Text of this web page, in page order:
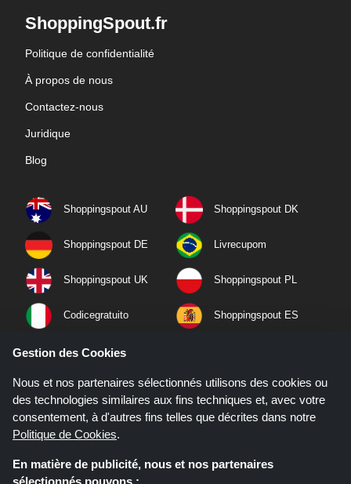
ShoppingSpout.fr
Politique de confidentialité
À propos de nous
Contactez-nous
Juridique
Blog
Shoppingspout AU Shoppingspout DK
Shoppingspout DE Livrecupom
Shoppingspout UK Shoppingspout PL
Codicegratuito Shoppingspout ES
Shoppingspout NL
Shoppingspout PT Shoppingspout NO
Gestion des Cookies
Nous et nos partenaires sélectionnés utilisons des cookies ou
des technologies similaires aux fins techniques et, avec votre
consentement, à d'autres fins telles que décrites dans notre
Politique de Cookies.
En matière de publicité, nous et nos partenaires
sélectionnés pouvons :